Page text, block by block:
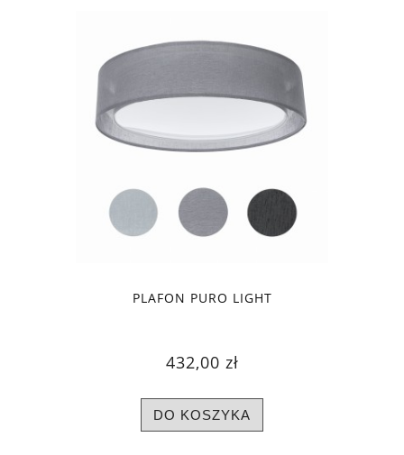
PLAFON PURO LIGHT
432,00 zł
DO KOSZYKA